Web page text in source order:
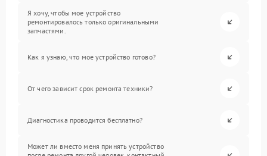
Я хочу, чтобы мое устройство
ремонтировалось только оригинальными
запчастями.
Как я узнаю, что мое устройство готово?
От чего зависит срок ремонта техники?
Диагностика проводится бесплатно?
Может ли вместо меня принять устройство